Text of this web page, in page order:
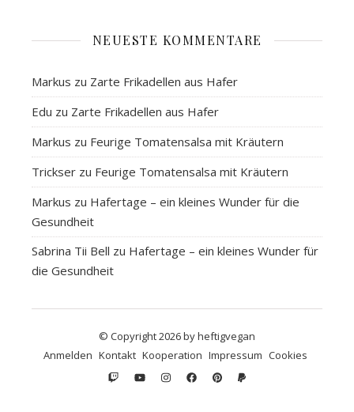
NEUESTE KOMMENTARE
Markus zu Zarte Frikadellen aus Hafer
Edu zu Zarte Frikadellen aus Hafer
Markus zu Feurige Tomatensalsa mit Kräutern
Trickser zu Feurige Tomatensalsa mit Kräutern
Markus zu Hafertage – ein kleines Wunder für die
Gesundheit
Sabrina Tii Bell zu Hafertage – ein kleines Wunder für
die Gesundheit
© Copyright 2026 by heftigvegan
Anmelden Kontakt Kooperation Impressum Cookies